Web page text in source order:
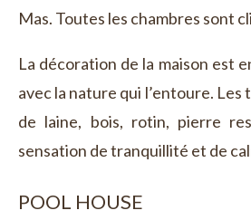
Mas. Toutes les chambres sont
La décoration de la maison est
avec la nature qui l’entoure.
de laine, bois, rotin, pierre
sensation de tranquillité et de
POOL HOUSE